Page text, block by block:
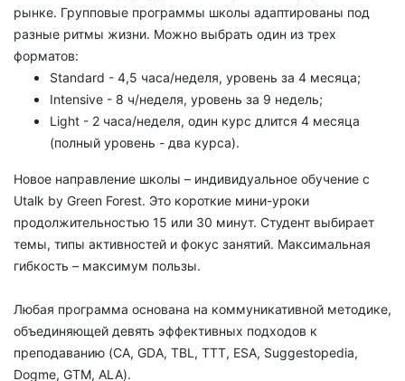
рынке. Групповые программы школы адаптированы под
разные ритмы жизни. Можно выбрать один из трех
форматов:
Standard - 4,5 часа/неделя, уровень за 4 месяца;
Intensive - 8 ч/неделя, уровень за 9 недель;
Light - 2 часа/неделя, один курс длится 4 месяца
(полный уровень - два курса).
Новое направление школы – индивидуальное обучение с
Utalk by Green Forest. Это короткие мини-уроки
продолжительностью 15 или 30 минут. Студент выбирает
темы, типы активностей и фокус занятий. Максимальная
гибкость – максимум пользы.
Любая программа основана на коммуникативной методике,
объединяющей девять эффективных подходов к
преподаванию (CA, GDA, TBL, TTT, ESA, Suggestopedia,
Dogme, GTM, ALA).